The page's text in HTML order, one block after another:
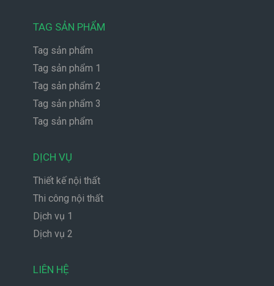
TAG SẢN PHẨM
Tag sản phẩm
Tag sản phẩm 1
Tag sản phẩm 2
Tag sản phẩm 3
Tag sản phẩm
DỊCH VỤ
Thiết kế nội thất
Thi công nội thất
Dịch vụ 1
Dịch vụ 2
LIÊN HỆ